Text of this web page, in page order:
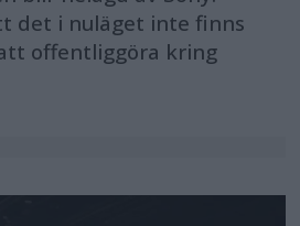
det i nuläget inte finns
offentliggöra kring